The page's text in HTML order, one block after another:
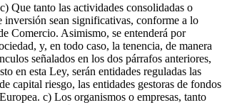
Que tanto las actividades consolidadas o
inversión sean significativas, conforme a lo
Comercio. Asimismo, se entenderá por
y, en todo caso, la tenencia, de manera
señalados en los dos párrafos anteriores,
en esta Ley, serán entidades reguladas las
capital riesgo, las entidades gestoras de fondos
c) Los organismos o empresas, tanto